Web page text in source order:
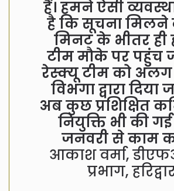
हैं। हमने ऐसी
है कि सूचना
मिनट के भीतर ही
टीम मौके पर पहुंच
रेस्क्यू टीम को अलग
विभगा द्वारा दिया
अब कुछ प्रशिक्षित
नियुक्ति भी की
जनवरी से काम
आकाश वर्मा,
प्रभाग,